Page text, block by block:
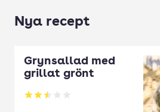
Nya recept
Grynsallad med
grillat grönt
Betyg: 2.5 av 5